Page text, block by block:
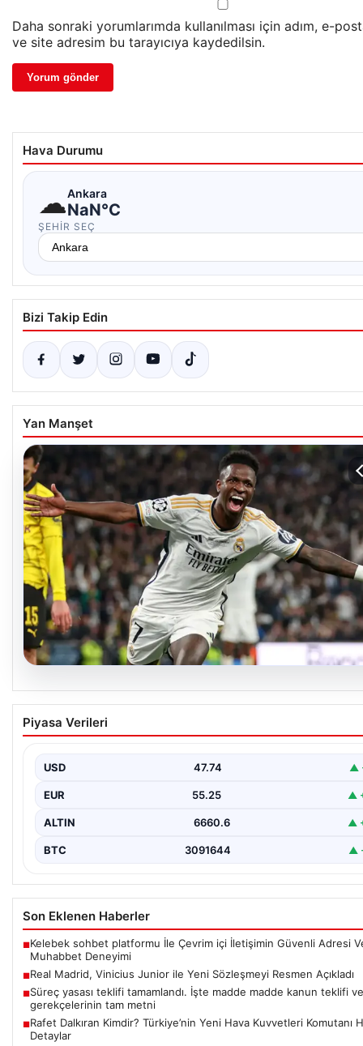
Daha sonraki yorumlarımda kullanılması için adım, e-
ve site adresim bu tarayıcıya kaydedilsin.
Hava Durumu
☁Ankara
NaN°C
ŞEHIR SEÇ
Bizi Takip Edin
Yan Manşet
06.08.2026
Real Madrid, Vinicius Junior ile Yeni
Resmen Açıkladı
ve merakla beklenen gelişmeyle ilgili…
Piyasa Verileri
USD 47.74 ▲
EUR 55.25 ▲
ALTIN 6660.6 ▲
BTC 3091644 ▲
Son Eklenen Haberler
■Kelebek sohbet platformu İle Çevrim içi İletişimin Güvenli Adresi
Muhabbet Deneyimi
■Real Madrid, Vinicius Junior ile Yeni Sözleşmeyi Resmen Açıkladı
■Süreç yasası teklifi tamamlandı. İşte madde madde kanun teklifi ve
gerekçelerinin tam metni
■Rafet Dalkıran Kimdir? Türkiye’nin Yeni Hava Kuvvetleri Komutanı
Detaylar